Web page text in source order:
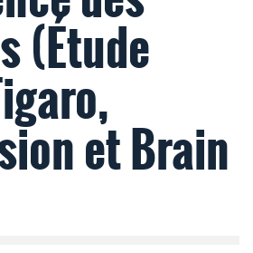
(Étude
et Brain